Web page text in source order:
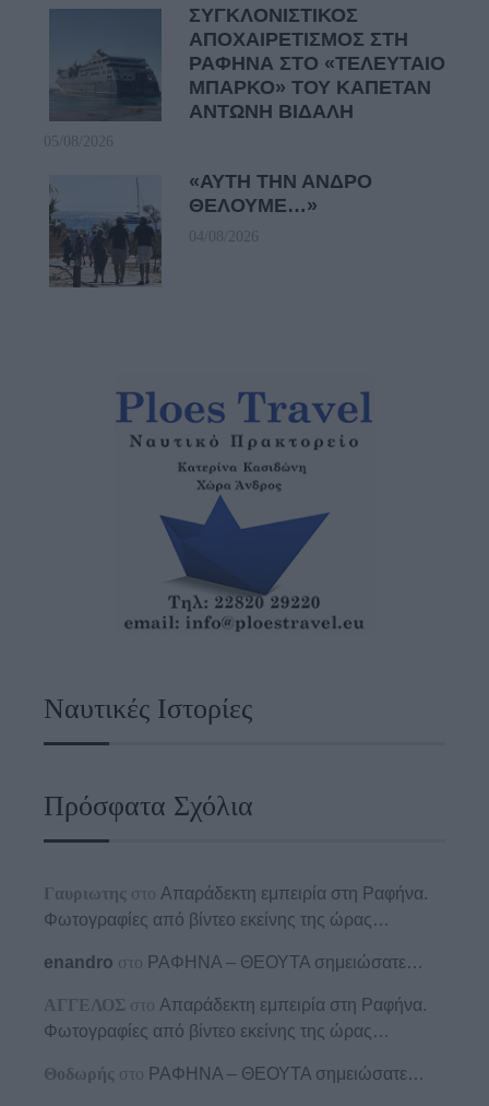
ΣΥΓΚΛΟΝΙΣΤΙΚΟΣ
ΑΠΟΧΑΙΡΕΤΙΣΜΟΣ ΣΤΗ
ΡΑΦΗΝΑ ΣΤΟ «ΤΕΛΕΥΤΑΙΟ
ΜΠΑΡΚΟ» ΤΟΥ ΚΑΠΕΤΑΝ
ΑΝΤΩΝΗ ΒΙΔΑΛΗ
05/08/2026
«ΑΥΤΗ ΤΗΝ ΑΝΔΡΟ
ΘΕΛΟΥΜΕ…»
04/08/2026
Ναυτικές Ιστορίες
Πρόσφατα Σχόλια
Γαυριωτης στο Απαράδεκτη εμπειρία στη Ραφήνα.
Φωτογραφίες από βίντεο εκείνης της ώρας…
enandro στο ΡΑΦΗΝΑ – ΘΕΟΥΤΑ σημειώσατε…
ΑΓΓΕΛΟΣ στο Απαράδεκτη εμπειρία στη Ραφήνα.
Φωτογραφίες από βίντεο εκείνης της ώρας…
Θοδωρής στο ΡΑΦΗΝΑ – ΘΕΟΥΤΑ σημειώσατε…